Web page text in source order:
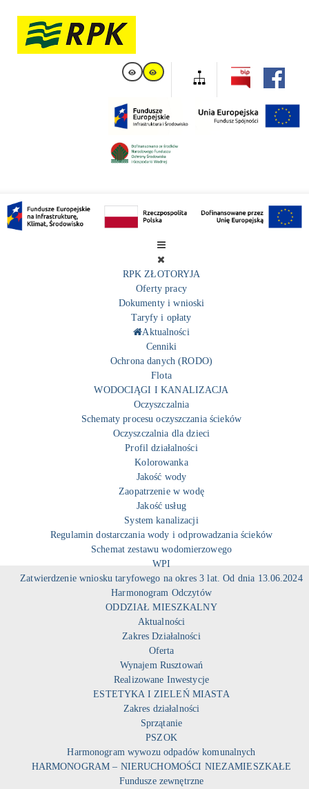
RPK ZŁOTORYJA
Oferty pracy
Dokumenty i wnioski
Taryfy i opłaty
Aktualności
Cenniki
Ochrona danych (RODO)
Flota
WODOCIĄGI I KANALIZACJA
Oczyszczalnia
Schematy procesu oczyszczania ścieków
Oczyszczalnia dla dzieci
Profil działalności
Kolorowanka
Jakość wody
Zaopatrzenie w wodę
Jakość usług
System kanalizacji
Regulamin dostarczania wody i odprowadzania ścieków
Schemat zestawu wodomierzowego
WPI
Zatwierdzenie wniosku taryfowego na okres 3 lat. Od dnia 13.06.2024
Harmonogram Odczytów
ODDZIAŁ MIESZKALNY
Aktualności
Zakres Działalności
Oferta
Wynajem Rusztowań
Realizowane Inwestycje
ESTETYKA I ZIELEŃ MIASTA
Zakres działalności
Sprzątanie
PSZOK
Harmonogram wywozu odpadów komunalnych
HARMONOGRAM – NIERUCHOMOŚCI NIEZAMIESZKAŁE
Fundusze zewnętrzne